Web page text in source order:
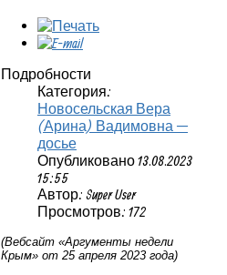
Подробности
Категория:
Новосельская Вера
(Арина) Вадимовна —
досье
Опубликовано 13.08.2023
15:55
Автор: Super User
Просмотров: 172
(Вебсайт «Аргументы недели
Крым» от 25 апреля 2023 года)